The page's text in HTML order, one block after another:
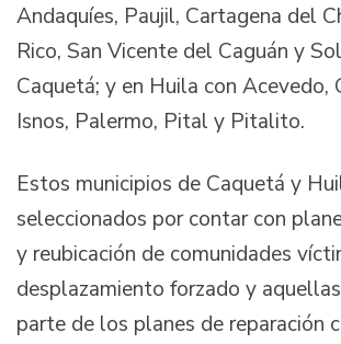
Andaquíes, Paujil, Cartagena del
Rico, San Vicente del Caguán y
Caquetá; y en Huila con Acevedo,
Isnos, Palermo, Pital y Pitalito.
Estos municipios de Caquetá y
seleccionados por contar con
y reubicación de comunidades
desplazamiento forzado y
parte de los planes de reparación